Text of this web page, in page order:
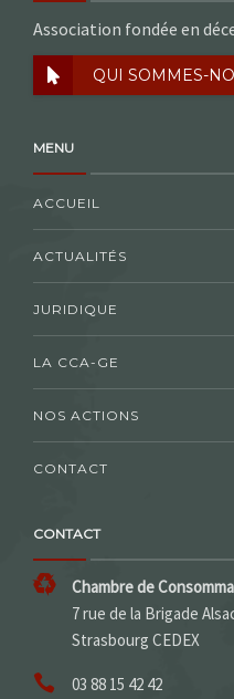
Association fondée en
QUI SOMMES-
MENU
ACCUEIL
ACTUALITÉS
JURIDIQUE
LA CCA-GE
NOS ACTIONS
CONTACT
CONTACT
Chambre de
7 rue de la Brigade
Strasbourg CEDEX
03 88 15 42 42